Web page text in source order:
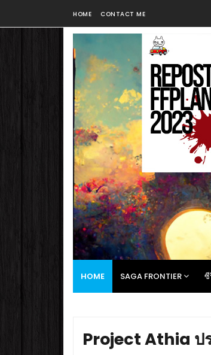
HOME CONTACT ME
HOME SAGA FRONTIER ซี
Project Athia ป